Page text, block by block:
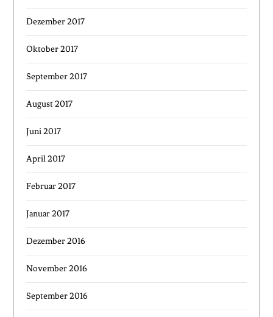
Dezember 2017
Oktober 2017
September 2017
August 2017
Juni 2017
April 2017
Februar 2017
Januar 2017
Dezember 2016
November 2016
September 2016